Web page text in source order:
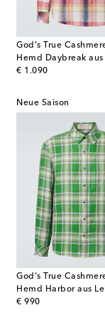
God's True
€ 1.090
original price
Neue Saison
God's True
€ 990
original price